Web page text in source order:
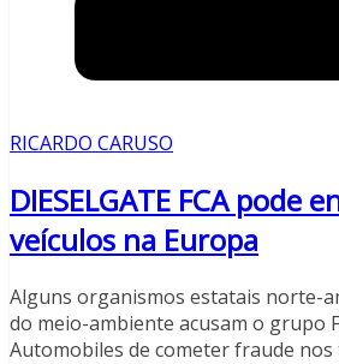
RICARDO CARUSO
DIESELGATE FCA pode
veículos na Europa
Alguns organismos estatais norte-
do meio-ambiente acusam o grupo
Automobiles de cometer fraude nos